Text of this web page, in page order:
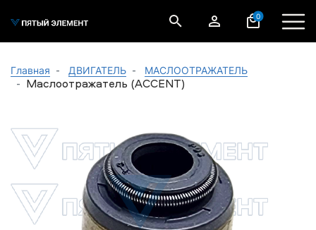
0
Главная ДВИГАТЕЛЬ МАСЛООТРАЖАТЕЛЬ
Маслоотражатель (ACCENT)